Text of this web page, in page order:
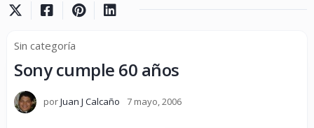
Sin categoría
Sony cumple 60 años
porJuan J Calcaño 7 mayo, 2006